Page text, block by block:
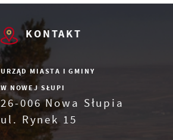
KONTAKT
URZĄD MIASTA I GMINY
W NOWEJ SŁUPI
26-006 Nowa Słupia
ul. Rynek 15